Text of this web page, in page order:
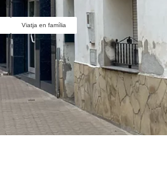
Viatja en família